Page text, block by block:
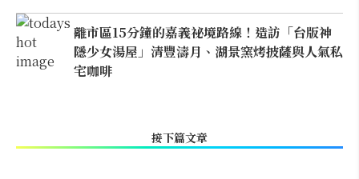
離市區15分鐘的嘉義祕境路線！造訪「台版神
隱少女湯屋」清豐濤月、湖景窯烤披薩與人氣私
宅咖啡
接下篇文章